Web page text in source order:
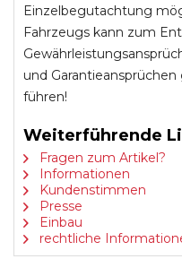
Einzelbegutachtung
Fahrzeugs kann zum
und
führen!
Weiterführende
Fragen zum Artikel?
Informationen
Kundenstimmen
Presse
Einbau
rechtliche